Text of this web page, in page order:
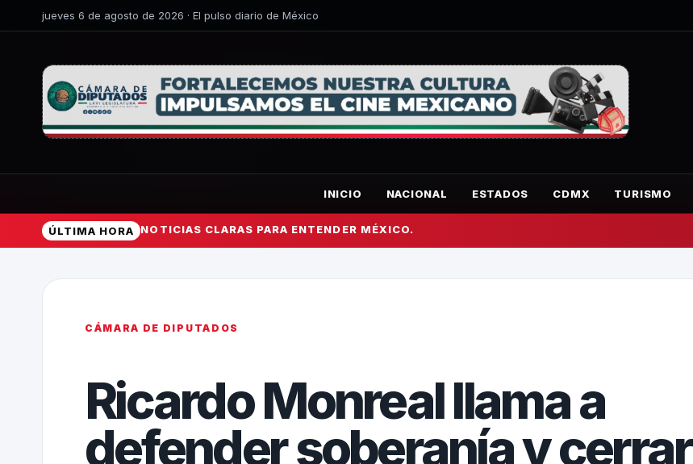
jueves 6 de agosto de 2026 · El pulso diario de México
INICIO NACIONAL ESTADOS CDMX TURISMO
ÚLTIMA HORA NOTICIAS CLARAS PARA ENTENDER MÉXICO.
CÁMARA DE DIPUTADOS
Ricardo Monreal llama a
defender soberanía y cerrar